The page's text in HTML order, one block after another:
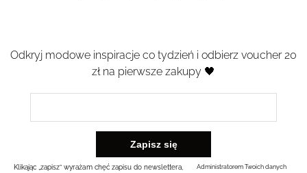
Odkryj modowe inspiracje co tydzień i odbierz voucher 20
zł na pierwsze zakupy 🖤
Klikając „zapisz” wyrażam chęć zapisu do newslettera,
Administratorem Twoich danych